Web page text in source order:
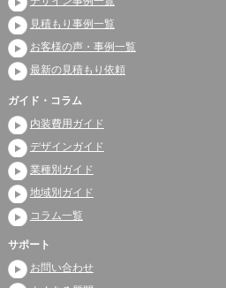
見積もり事例一覧
お客様の声・事例一覧
最新の見積もり依頼
ガイド・コラム
内装費用ガイド
デザインガイド
業種別ガイド
地域別ガイド
コラム一覧
サポート
お問い合わせ